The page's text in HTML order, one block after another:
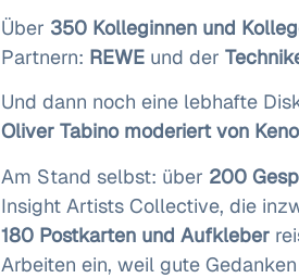
Über 350 Kolleginnen und
Partnern: REWE und der
Und dann noch eine lebhafte
Oliver Tabino moderiert von
Am Stand selbst: über 200
Insight Artists Collective, die
180 Postkarten und Aufkleber
Arbeiten ein, weil gute